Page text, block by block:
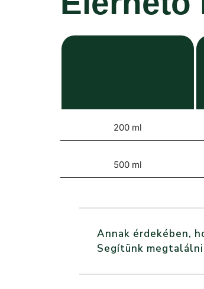
200 ml
500 ml
Annak érdekében,
Segítünk